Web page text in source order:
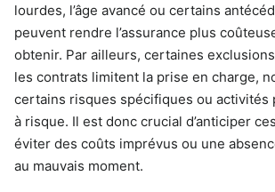
lourdes, l’âge avancé ou certains
peuvent rendre l’assurance plus
obtenir. Par ailleurs, certaines
les contrats limitent la prise en charge,
certains risques spécifiques ou activités
à risque. Il est donc crucial d’anticiper
éviter des coûts imprévus ou une
au mauvais moment.